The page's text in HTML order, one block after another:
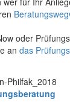
oder
an das